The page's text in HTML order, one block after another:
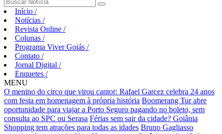
Início /
Notícias /
Revista Online /
Colunas /
Programa Viver Goiás /
Contato /
Jornal Digital /
Enquetes /
MENU
O menino do circo que virou cantor: Rafael Garcez celebra 24 anos
com festa em homenagem à própria história Boomerang Tur abre
oportunidade para viajar a Porto Seguro pagando no boleto, sem
consulta ao SPC ou Serasa Férias sem sair da cidade? Goiânia
Shopping tem atrações para todas as idades Bruno Gagliasso